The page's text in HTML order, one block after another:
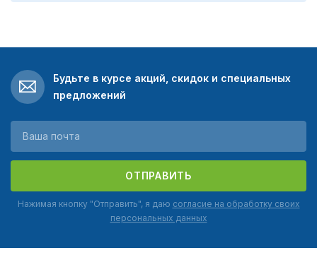
Будьте в курсе акций, скидок и специальных
предложений
ОТПРАВИТЬ
Нажимая кнопку "Отправить", я даю согласие на обработку своих
персональных данных